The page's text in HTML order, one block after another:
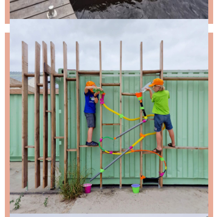
NIKS LEUKS MISSEN?
Schrijf je in voor de nieuwsbrief, dan stuur ik je
ongeveer twee keer per maand een leuke mail.
Stap 1 – vul je emailadres in en klik op de knop:
Stap 2 – open de email en bevestig je inschrijving
(niks ontvangen, bekijk dan je spam folder).
Wil je niet wachten op de volgende nieuwsbrief?
Lees
dan hier de nieuwste nieuwsbrief